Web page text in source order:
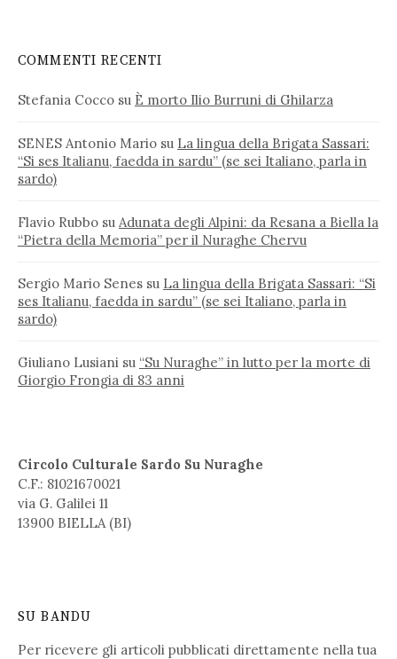
COMMENTI RECENTI
Stefania Cocco su È morto Ilio Burruni di Ghilarza
SENES Antonio Mario su La lingua della Brigata Sassari:
“Si ses Italianu, faedda in sardu” (se sei Italiano, parla in
sardo)
Flavio Rubbo su Adunata degli Alpini: da Resana a Biella la
“Pietra della Memoria” per il Nuraghe Chervu
Sergio Mario Senes su La lingua della Brigata Sassari: “Si
ses Italianu, faedda in sardu” (se sei Italiano, parla in
sardo)
Giuliano Lusiani su “Su Nuraghe” in lutto per la morte di
Giorgio Frongia di 83 anni
Circolo Culturale Sardo Su Nuraghe
C.F.: 81021670021
via G. Galilei 11
13900 BIELLA (BI)
SU BANDU
Per ricevere gli articoli pubblicati direttamente nella tua